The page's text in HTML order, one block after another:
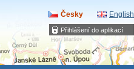
Přihlášení do aplikací
Česky English